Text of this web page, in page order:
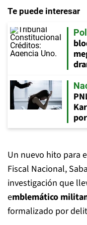
Te puede interesar
Un nuevo hito para
Fiscal Nacional,
investigación que
emblemático
formalizado por